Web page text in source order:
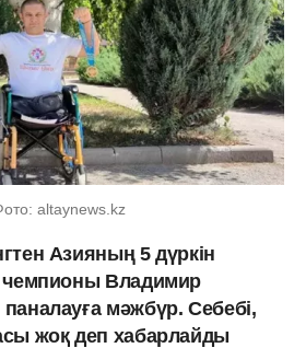
altaynews.kz
Азияның 5 дүркін
чемпионы Владимир
мәжбүр. Себебі,
жоқ деп хабарлайды